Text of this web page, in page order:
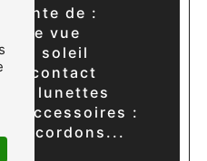
vente de :
de vue
de soleil
contact
de lunettes
accessoires :
cordons...